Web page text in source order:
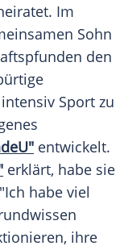
Im
Sohn
den
intensiv Sport zu
entwickelt.
erklärt, habe sie
habe viel
ihre